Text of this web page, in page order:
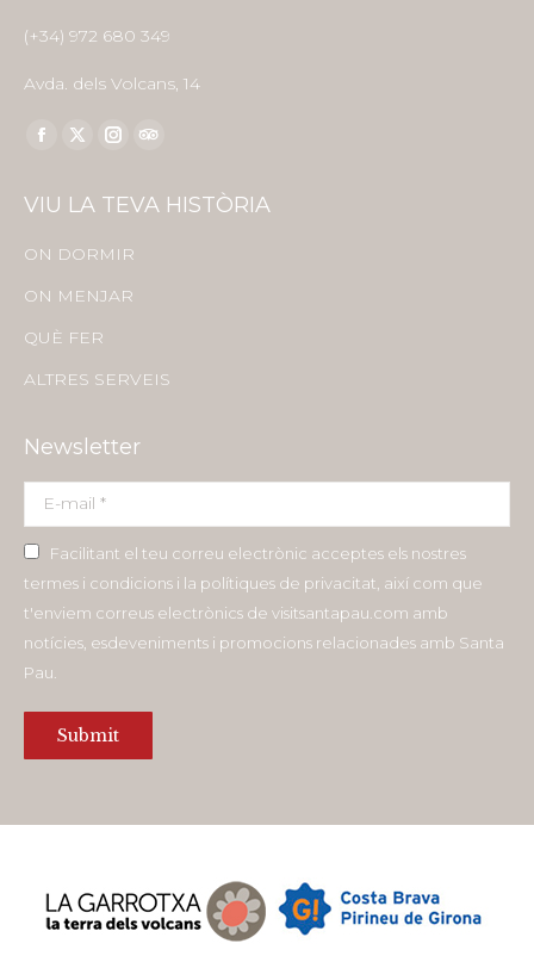
(+34) 972 680 349
Avda. dels Volcans, 14
Find us on:
Facebook
opens
window
X
opens
window
Instagram
opens
window
opens
VIU LA TEVA HISTÒRIA
ON DORMIR
ON MENJAR
QUÈ FER
ALTRES SERVEIS
Newsletter
E-mail *
Facilitant el teu correu electrònic acceptes els nostres
termes i condicions i la polítiques de privacitat, així com que
t'enviem correus electrònics de visitsantapau.com amb
notícies, esdeveniments i promocions relacionades amb Santa
Pau.
Submit